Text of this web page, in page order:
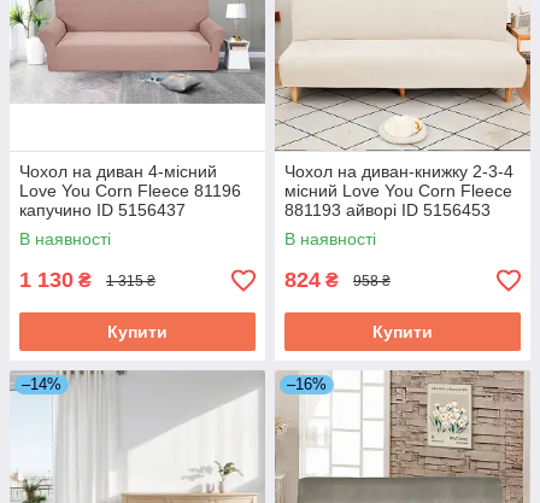
Чохол на диван 4-місний
Love You Corn Fleece 81196
капучино ID 5156437
В наявності
1 130 ₴ 1 315 ₴
Купити
Чохол на диван-книжку 2-3-4
місний Love You Corn Fleece
881193 айворі ID 5156453
В наявності
824 ₴ 958 ₴
Купити
–14% –16%